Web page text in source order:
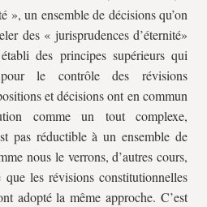
», un ensemble de décisions qu’on
des « jurisprudences d’éternité»
des principes supérieurs qui
le contrôle des révisions
et décisions ont en commun
comme un tout complexe,
pas réductible à un ensemble de
nous le verrons, d’autres cours,
les révisions constitutionnelles
adopté la même approche. C’est